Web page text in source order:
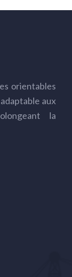
orientables
aux
la